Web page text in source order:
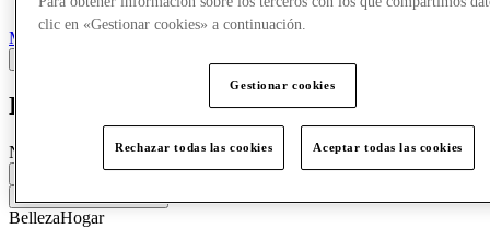
Marcas
Dyson
Nueva Apertura
BellezaHogar
clic en «Gestionar cookies» a continuación.
Gestionar cookies
Rechazar todas las cookies Aceptar todas las cookies